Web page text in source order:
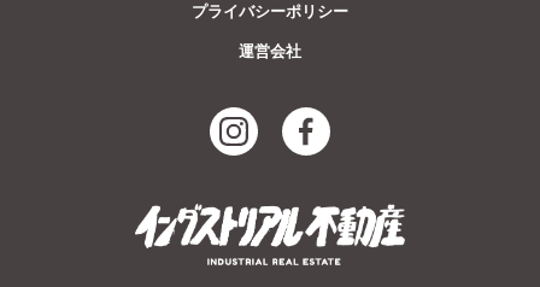
プライバシーポリシー
運営会社